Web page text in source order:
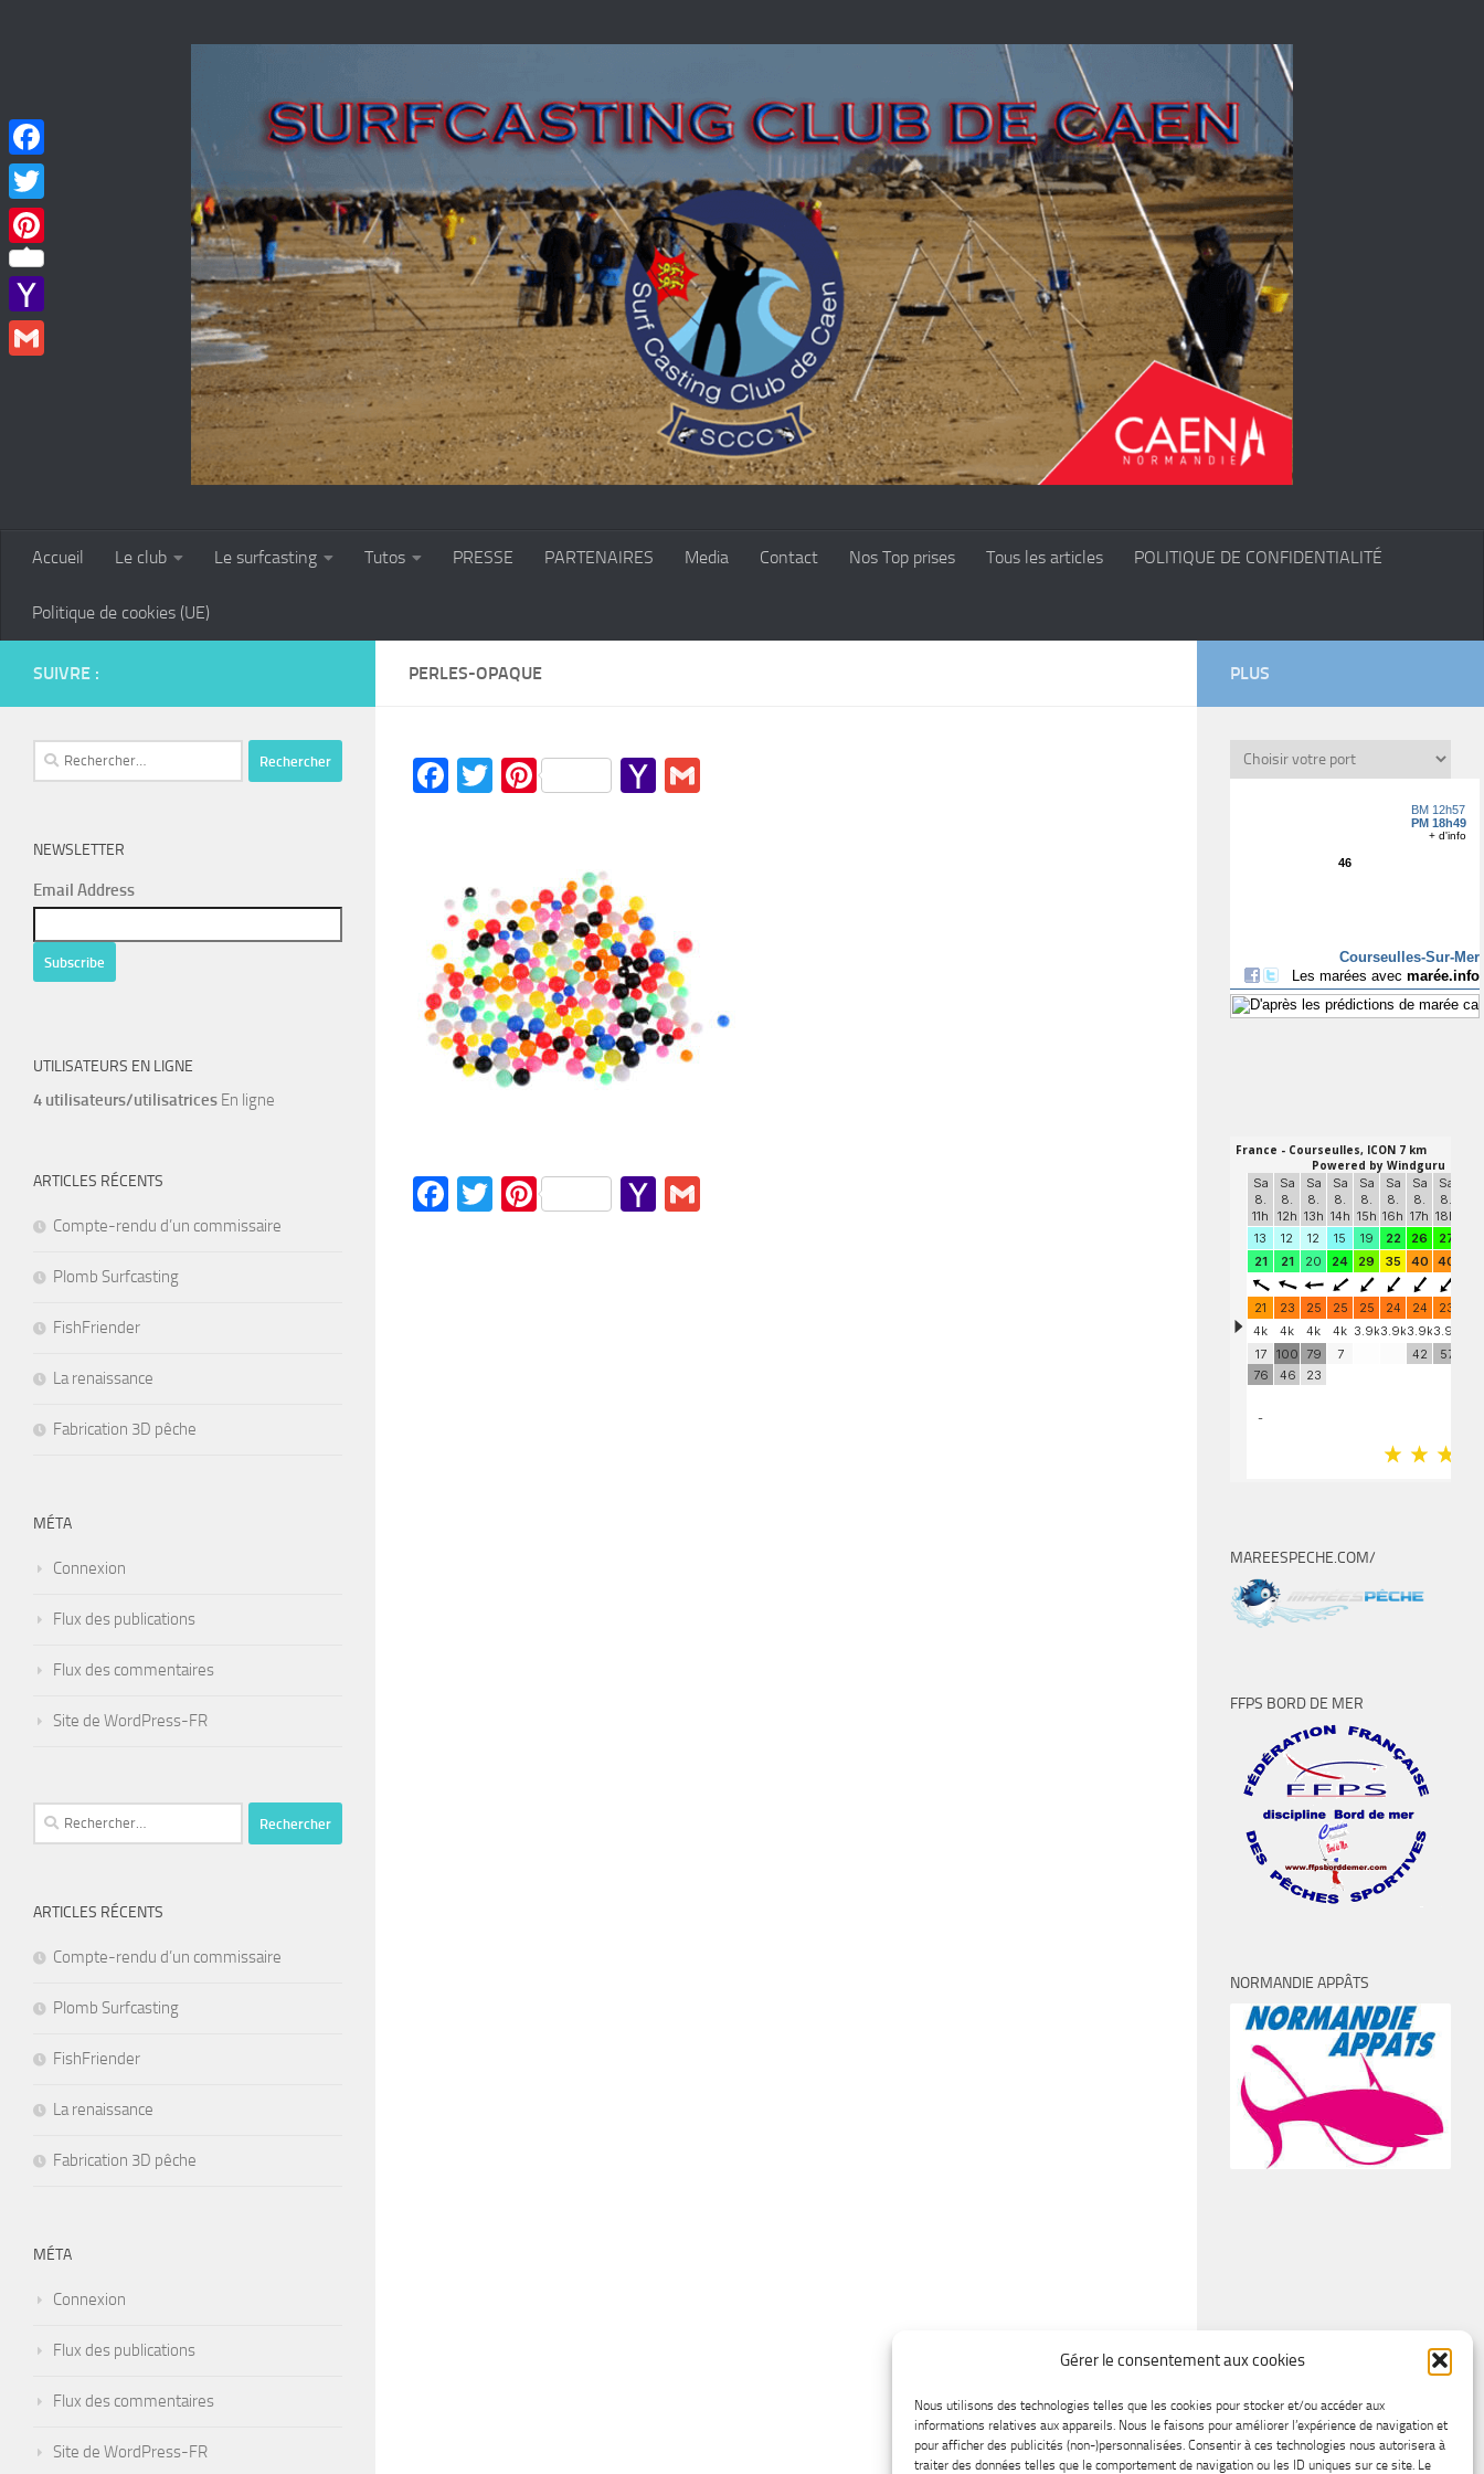
Gérer le consentement aux cookies
Nous utilisons des technologies telles que les cookies pour stocker et/ou accéder aux
informations relatives aux appareils. Nous le faisons pour améliorer l’expérience de navigation et
pour afficher des publicités (non-)personnalisées. Consentir à ces technologies nous autorisera à
traiter des données telles que le comportement de navigation ou les ID uniques sur ce site. Le
Accueil Le club Le surfcasting Tutos PRESSE PARTENAIRES Media Contact Nos Top prises Tous les articles POLITIQUE DE CONFIDENTIALITÉ
Politique de cookies (UE)
PERLES-OPAQUE
Facebook
TwitterPinterestYahoo
Facebook
TwitterPinterestYahoo
SUIVRE :
Rechercher :
NEWSLETTER
Email Address
UTILISATEURS EN LIGNE
4 utilisateurs/utilisatrices En ligne
ARTICLES RÉCENTS
Compte-rendu d’un commissaire
Plomb Surfcasting
FishFriender
La renaissance
Fabrication 3D pêche
MÉTA
Connexion
Flux des publications
Flux des commentaires
Site de WordPress-FR
Rechercher :
ARTICLES RÉCENTS
Compte-rendu d’un commissaire
Plomb Surfcasting
FishFriender
La renaissance
Fabrication 3D pêche
MÉTA
Connexion
Flux des publications
Flux des commentaires
Site de WordPress-FR
PLUS
MAREESPECHE.COM/
FFPS BORD DE MER
NORMANDIE APPÂTS
Facebook
Twitter
Pinterest
Yahoo